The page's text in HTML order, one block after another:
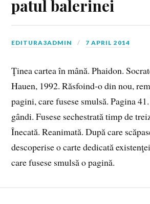
patul balerinei
EDITURA3ADMIN 7 APRIL 2014
Ţinea cartea în mână. Phaidon.
Hauen, 1992. Răsfoind‑o din nou,
pagini, care fusese smulsă. Pagina
gândi. Fusese sechestrată timp de
Înecată. Reanimată. După care
descoperise o carte dedicată
care fusese smulsă o pagină.